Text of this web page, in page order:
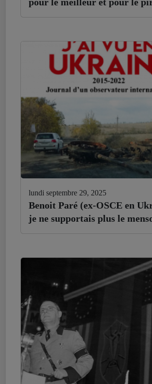
lundi septembre 29, 2025
Benoit Paré (ex-OSCE en
je ne supportais plus le